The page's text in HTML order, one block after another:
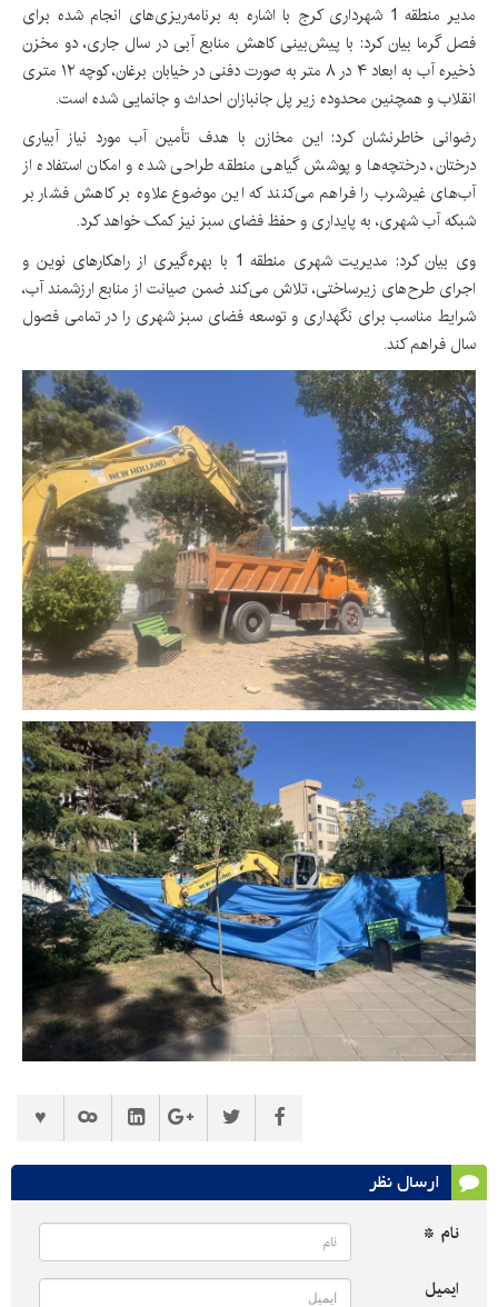
مدیر منطقه 1 شهرداری کرج با اشاره به برنامه‌ریزی‌های انجام شده برای
فصل گرما بیان کرد: با پیش‌بینی کاهش منابع آبی در سال جاری، دو مخزن
ذخیره آب به ابعاد ۴ در ۸ متر به صورت دفنی در خیابان برغان، کوچه ۱۲ متری
انقلاب و همچنین محدوده زیر پل جانبازان احداث و جانمایی شده است.
رضوانی خاطرنشان کرد: این مخازن با هدف تأمین آب مورد نیاز آبیاری
درختان، درختچه‌ها و پوشش گیاهی منطقه طراحی شده و امکان استفاده از
آب‌های غیرشرب را فراهم می‌کنند که این موضوع علاوه بر کاهش فشار بر
شبکه آب شهری، به پایداری و حفظ فضای سبز نیز کمک خواهد کرد.
وی بیان کرد: مدیریت شهری منطقه 1 با بهره‌گیری از راهکارهای نوین و
اجرای طرح‌های زیرساختی، تلاش می‌کند ضمن صیانت از منابع ارزشمند آب،
شرایط مناسب برای نگهداری و توسعه فضای سبز شهری را در تمامی فصول
سال فراهم کند.
ارسال نظر
نام *
ایمیل